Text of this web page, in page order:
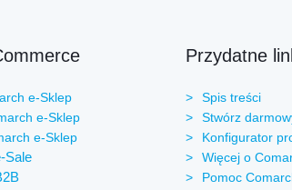
e-Sklep
e-Sklep
e-Sklep
Sale
Przydatne
Spis treści
Stwórz
Konfigurator
Więcej o
Pomoc